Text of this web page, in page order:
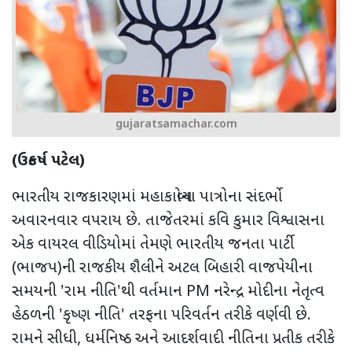
gujaratsamachar.com
(ઉત્કર્ષ પટેલ)
ભારતીય રાજકારણમાં મહાકાવ્યોના પાત્રોના સંદર્ભો
અવારનવાર વપરાય છે. તાજેતરમાં કવિ કુમાર વિશ્વાસના
એક વાયરલ વીડિયોમાં તેમણે ભારતીય જનતા પાર્ટી
(ભાજપ)ની રાજકીય શૈલીને અટલ બિહારી વાજપેયીના
સમયની 'રામ નીતિ'થી વર્તમાન PM નરેન્દ્ર મોદીના નેતૃત્વ
હેઠળની 'કૃષ્ણ નીતિ' તરફના પરિવર્તન તરીકે વર્ણવી છે.
રામને સીધી, ધર્મનિષ્ઠ અને આદર્શવાદી નીતિના પ્રતીક તરીકે